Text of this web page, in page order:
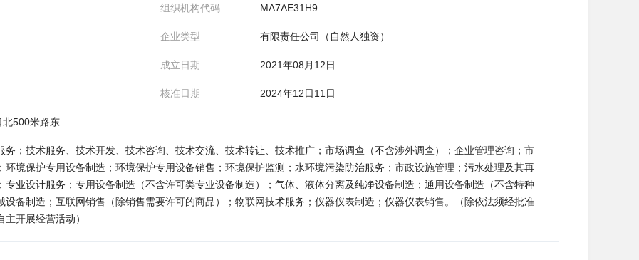
组织机构代码 MA7AE31H9
企业类型 有限责任公司（自然人独资）
成立日期 2021年08月12日
核准日期 2024年12日11日
北500米路东
务；技术服务、技术开发、技术咨询、技术交流、技术转让、技术推广；市场调查（不含涉外调查）；企业管理咨询；市
环境保护专用设备制造；环境保护专用设备销售；环境保护监测；水环境污染防治服务；市政设施管理；污水处理及其再
专业设计服务；专用设备制造（不含许可类专业设备制造）；气体、液体分离及纯净设备制造；通用设备制造（不含特种
设备制造；互联网销售（除销售需要许可的商品）；物联网技术服务；仪器仪表制造；仪器仪表销售。（除依法须经批准
开展经营活动）